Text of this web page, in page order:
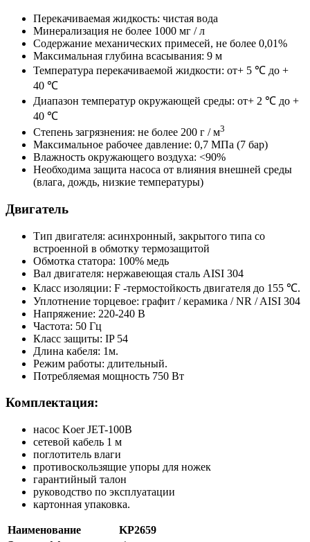
Перекачиваемая жидкость: чистая вода
Минерализация не более 1000 мг / л
Содержание механических примесей, не более 0,01%
Максимальная глубина всасывания: 9 м
Температура перекачиваемой жидкости: от+ 5 ℃ до +
40 ℃
Диапазон температур окружающей среды: от+ 2 ℃ до +
40 ℃
Степень загрязнения: не более 200 г / м3
Максимальное рабочее давление: 0,7 МПа (7 бар)
Влажность окружающего воздуха: <90%
Необходима защита насоса от влияния внешней среды
(влага, дождь, низкие температуры)
Двигатель
Тип двигателя: асинхронный, закрытого типа со
встроенной в обмотку термозащитой
Обмотка статора: 100% медь
Вал двигателя: нержавеющая сталь AISI 304
Класс изоляции: F -термостойкость двигателя до 155 ℃.
Уплотнение торцевое: графит / керамика / NR / AISI 304
Напряжение: 220-240 В
Частота: 50 Гц
Класс защиты: IP 54
Длина кабеля: 1м.
Режим работы: длительный.
Потребляемая мощность 750 Вт
Комплектация:
насос Koer JET-100B
сетевой кабель 1 м
поглотитель влаги
противоскользящие упоры для ножек
гарантийный талон
руководство по эксплуатации
картонная упаковка.
Наименование
KP2659